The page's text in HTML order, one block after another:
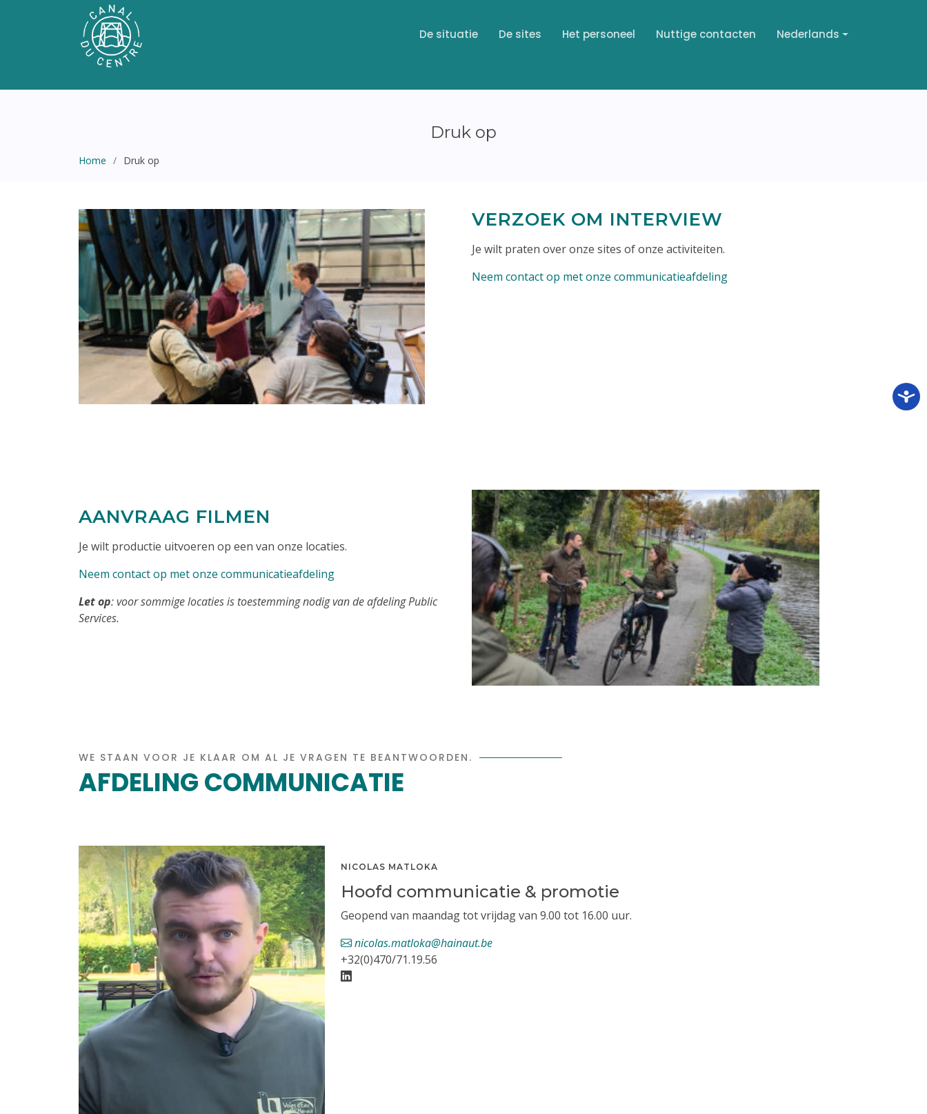
De situatie De sites Het personeel Nuttige contacten Nederlands
Druk op
Home Druk op
VERZOEK OM INTERVIEW
Je wilt praten over onze sites of onze activiteiten.
Neem contact op met onze communicatieafdeling
AANVRAAG FILMEN
Je wilt productie uitvoeren op een van onze locaties.
Neem contact op met onze communicatieafdeling
Let op: voor sommige locaties is toestemming nodig van de afdeling Public
Services.
WE STAAN VOOR JE KLAAR OM AL JE VRAGEN TE BEANTWOORDEN.
AFDELING COMMUNICATIE
NICOLAS MATLOKA
Hoofd communicatie & promotie
Geopend van maandag tot vrijdag van 9.00 tot 16.00 uur.
nicolas.matloka@hainaut.be
+32(0)470/71.19.56